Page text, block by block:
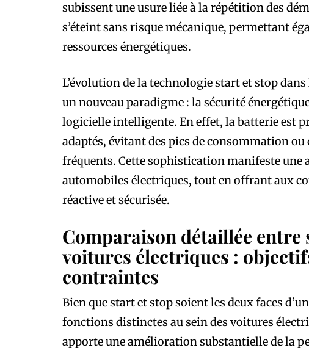
subissent une usure liée à la répétition des
s’éteint sans risque mécanique, permettant
ressources énergétiques.
L’évolution de la technologie start et stop
un nouveau paradigme : la sécurité
logicielle intelligente. En effet, la batterie est
adaptés, évitant des pics de consommation
fréquents. Cette sophistication manifeste une
automobiles électriques, tout en offrant aux
réactive et sécurisée.
Comparaison détaillée entre
voitures électriques :
contraintes
Bien que start et stop soient les deux faces
fonctions distinctes au sein des voitures
apporte une amélioration substantielle de la